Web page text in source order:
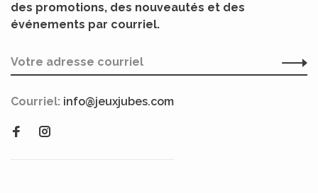
des promotions, des nouveautés et des
événements par courriel.
Courriel: info@jeuxjubes.com